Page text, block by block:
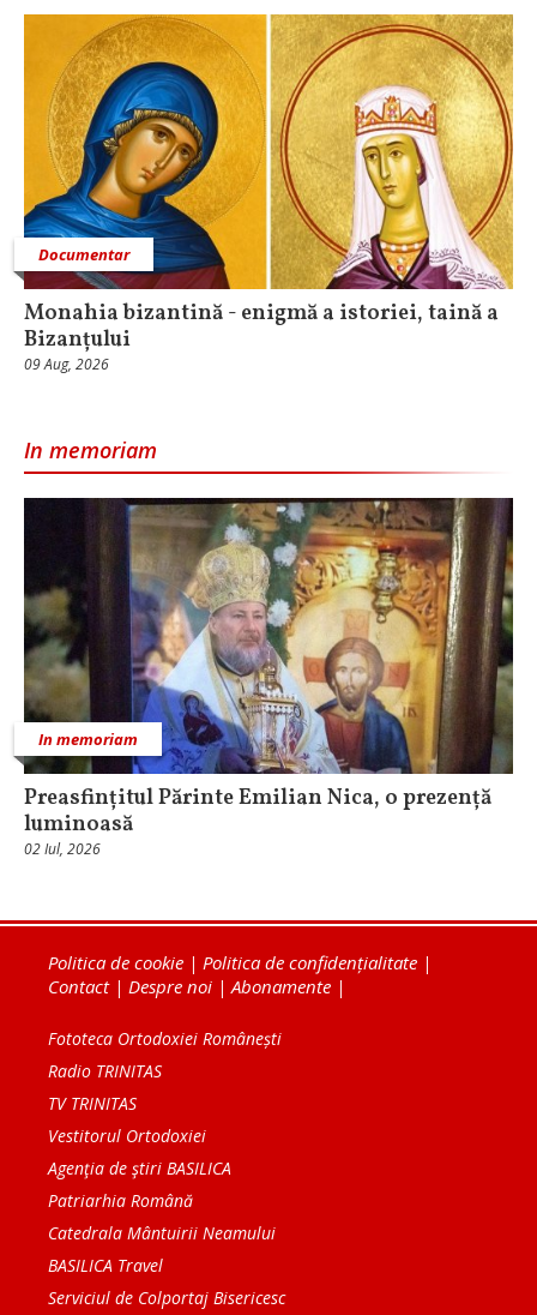
Documentar
Monahia bizantină - enigmă a istoriei, taină a
Bizanțului
09 Aug, 2026
In memoriam
In memoriam
Preasfințitul Părinte Emilian Nica, o prezență
luminoasă
02 Iul, 2026
Politica de cookie | Politica de confidențialitate |
Contact| Despre noi | Abonamente |
Fototeca Ortodoxiei Românești
Radio TRINITAS
TV TRINITAS
Vestitorul Ortodoxiei
Agenţia de ştiri BASILICA
Patriarhia Română
Catedrala Mântuirii Neamului
BASILICA Travel
Serviciul de Colportaj Bisericesc